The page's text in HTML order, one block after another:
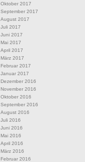
Oktober 2017
September 2017
August 2017
Juli 2017
Juni 2017
Mai 2017
April 2017
März 2017
Februar 2017
Januar 2017
Dezember 2016
November 2016
Oktober 2016
September 2016
August 2016
Juli 2016
Juni 2016
Mai 2016
April 2016
März 2016
Februar 2016